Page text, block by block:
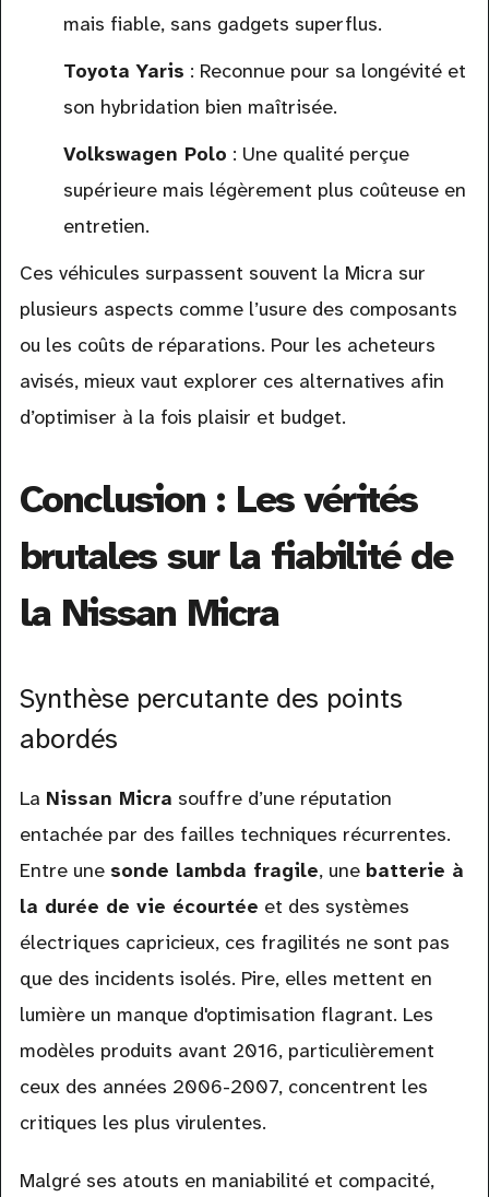
mais fiable, sans gadgets superflus.
Toyota Yaris : Reconnue pour sa longévité et
son hybridation bien maîtrisée.
Volkswagen Polo : Une qualité perçue
supérieure mais légèrement plus coûteuse en
entretien.
Ces véhicules surpassent souvent la Micra sur
plusieurs aspects comme l’usure des composants
ou les coûts de réparations. Pour les acheteurs
avisés, mieux vaut explorer ces alternatives afin
d’optimiser à la fois plaisir et budget.
Conclusion : Les vérités
brutales sur la fiabilité de
la Nissan Micra
Synthèse percutante des points
abordés
La Nissan Micra souffre d’une réputation
entachée par des failles techniques récurrentes.
Entre une sonde lambda fragile, une batterie à
la durée de vie écourtée et des systèmes
électriques capricieux, ces fragilités ne sont pas
que des incidents isolés. Pire, elles mettent en
lumière un manque d'optimisation flagrant. Les
modèles produits avant 2016, particulièrement
ceux des années 2006-2007, concentrent les
critiques les plus virulentes.
Malgré ses atouts en maniabilité et compacité,